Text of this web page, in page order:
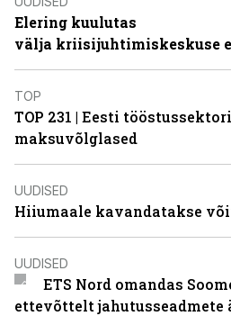
Elering kuulutas
välja kriisijuhtimiskeskuse
TOP
TOP 231 | Eesti
maksuvõlglased
UUDISED
Hiiumaale kavandatakse
UUDISED
ETS Nord omandas
ettevõttelt jahutusseadmete